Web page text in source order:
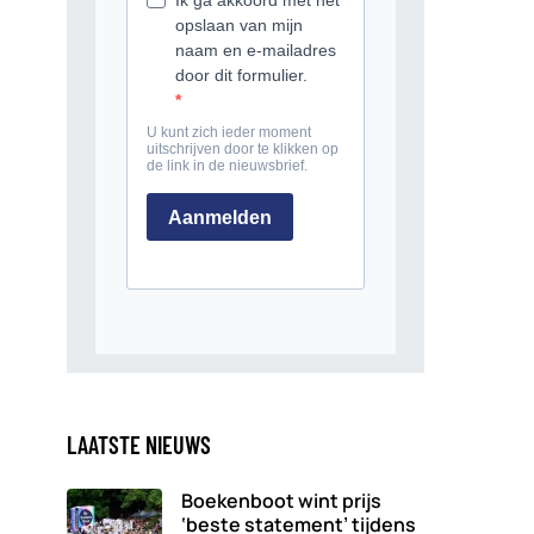
LAATSTE NIEUWS
Boekenboot wint prijs
‘beste statement’ tijdens